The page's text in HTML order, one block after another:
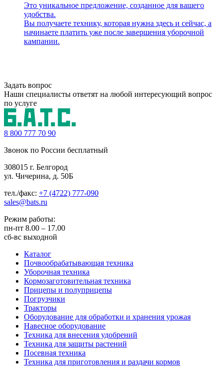
Это уникальное предложение, созданное для вашего
удобства.
Вы получаете технику, которая нужна здесь и сейчас, а
начинаете платить уже после завершения уборочной
кампании.
Задать вопрос
Наши специалисты ответят на любой интересующий вопрос
по услуге
8 800 777 70 90
Звонок по России бесплатный
308015 г. Белгород
ул. Чичерина, д. 50Б
тел./факс: +7 (4722) 777-090
sales@bats.ru
Режим работы:
пн-пт 8.00 – 17.00
сб-вс выходной
Каталог
Почвообрабатывающая техника
Уборочная техника
Кормозаготовительная техника
Прицепы и полуприцепы
Погрузчики
Тракторы
Оборудование для обработки и хранения урожая
Навесное оборудование
Техника для внесения удобрений
Техника для защиты растений
Посевная техника
Техника для приготовления и раздачи кормов